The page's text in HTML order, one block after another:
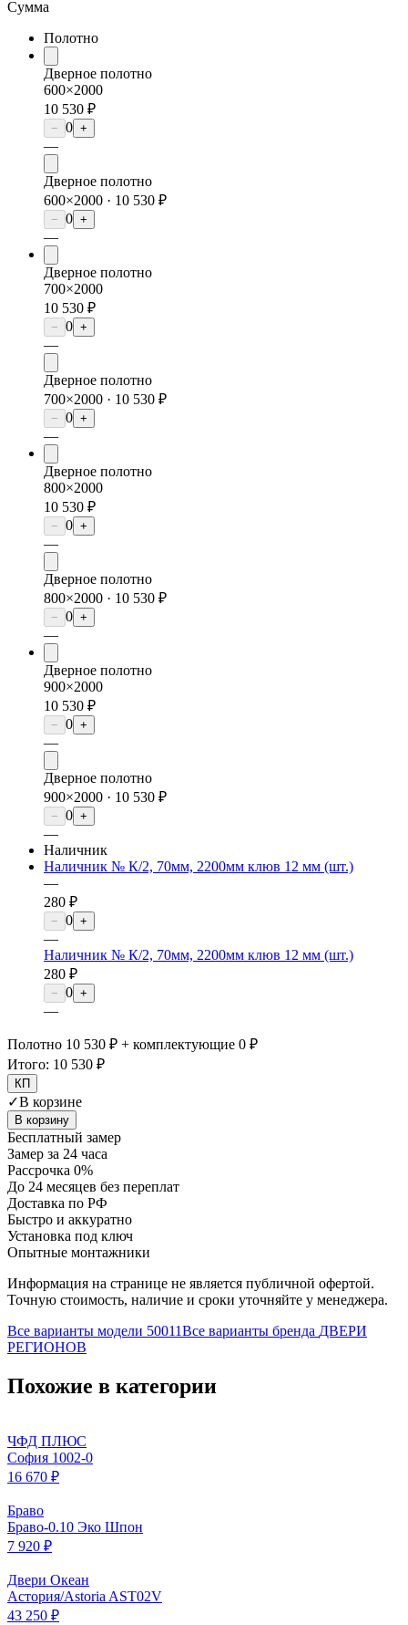
Сумма
Полотно
Дверное полотно
600×2000
10 530 ₽
− 0 +
—
Дверное полотно
600×2000 · 10 530 ₽
− 0 +
—
Дверное полотно
700×2000
10 530 ₽
− 0 +
—
Дверное полотно
700×2000 · 10 530 ₽
− 0 +
—
Дверное полотно
800×2000
10 530 ₽
− 0 +
—
Дверное полотно
800×2000 · 10 530 ₽
− 0 +
—
Дверное полотно
900×2000
10 530 ₽
− 0 +
—
Дверное полотно
900×2000 · 10 530 ₽
− 0 +
—
Наличник
Наличник № К/2, 70мм, 2200мм клюв 12 мм (шт.)
—
280 ₽
− 0 +
—
Наличник № К/2, 70мм, 2200мм клюв 12 мм (шт.)
280 ₽
− 0 +
—
Полотно 10 530 ₽ + комплектующие 0 ₽
Итого: 10 530 ₽
КП
✓В корзине
В корзину
Бесплатный замер
Замер за 24 часа
Рассрочка 0%
До 24 месяцев без переплат
Доставка по РФ
Быстро и аккуратно
Установка под ключ
Опытные монтажники
Информация на странице не является публичной офертой.
Точную стоимость, наличие и сроки уточняйте у менеджера.
Все варианты модели 50011Все варианты бренда ДВЕРИ
РЕГИОНОВ
Похожие в категории
ЧФД ПЛЮС
София 1002-0
16 670 ₽
Браво
Браво-0.10 Эко Шпон
7 920 ₽
Двери Океан
Астория/Astoria AST02V
43 250 ₽